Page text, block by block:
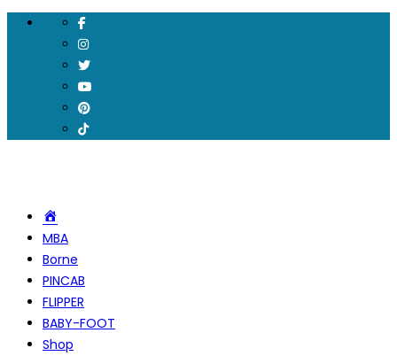
MBA
Borne
PINCAB
FLIPPER
BABY-FOOT
Shop